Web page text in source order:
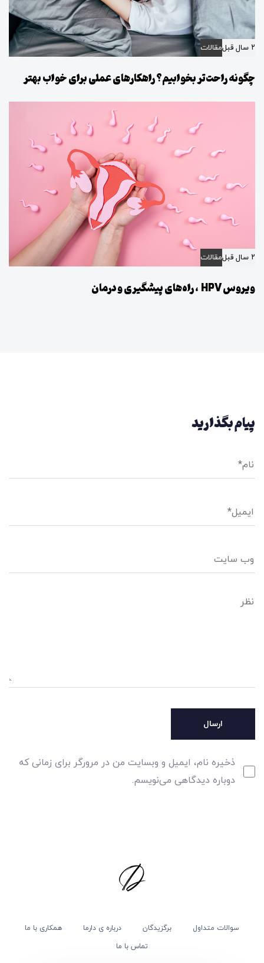
۲ سال قبل مقالات
چگونه راحت‌تر بخوابیم؟ راهکارهای عملی برای خواب بهتر
۲ سال قبل مقالات
ویروس HPV ، راه‌های پیشگیری و درمان
پیام بگذارید
ذخیره نام، ایمیل و وبسایت من در مرورگر برای زمانی که
دوباره دیدگاهی می‌نویسم.
سوالات متداول برگزیدگان درباره ی دارما
همکاری با ما
تماس با ما